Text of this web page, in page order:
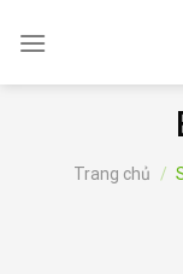
Trang chủ /